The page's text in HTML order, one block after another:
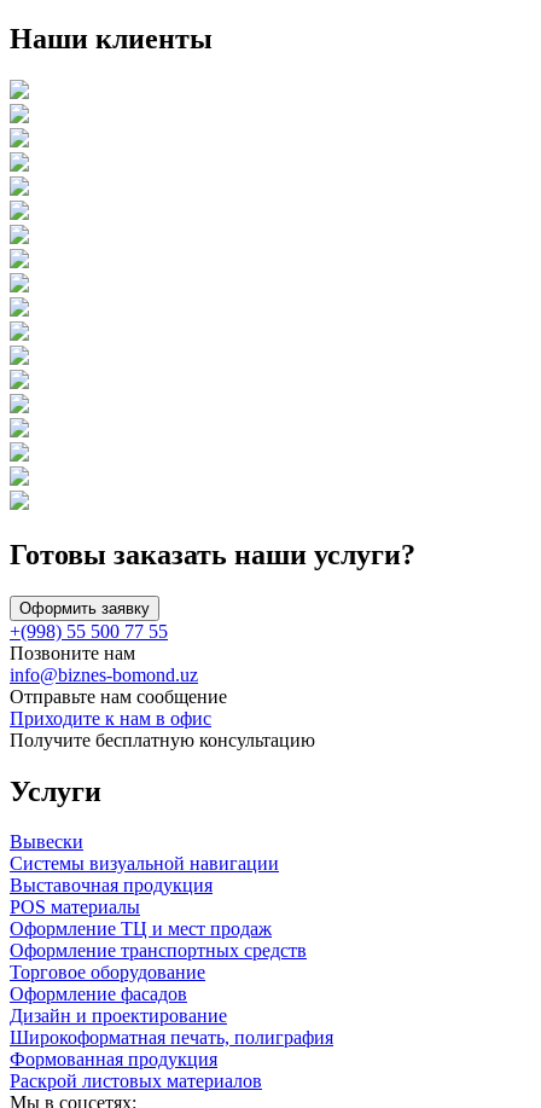
Наши клиенты
Готовы заказать наши услуги?
Оформить заявку
+(998) 55 500 77 55
Позвоните нам
info@biznes-bomond.uz
Отправьте нам сообщение
Приходите к нам в офис
Получите бесплатную консультацию
Услуги
Вывески
Системы визуальной навигации
Выставочная продукция
POS материалы
Оформление ТЦ и мест продаж
Оформление транспортных средств
Торговое оборудование
Оформление фасадов
Дизайн и проектирование
Широкоформатная печать, полиграфия
Формованная продукция
Раскрой листовых материалов
Мы в соцсетях: